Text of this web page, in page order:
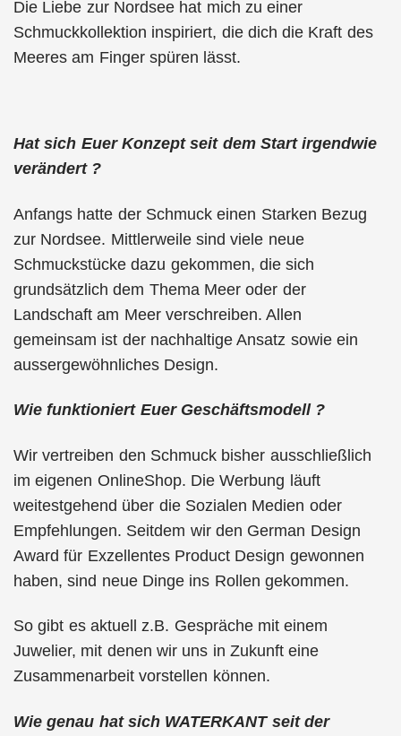
Die Liebe zur Nordsee hat mich zu einer
Schmuckkollektion inspiriert, die dich die Kraft des
Meeres am Finger spüren lässt.
Hat sich Euer Konzept seit dem Start irgendwie
verändert ?
Anfangs hatte der Schmuck einen Starken Bezug
zur Nordsee. Mittlerweile sind viele neue
Schmuckstücke dazu gekommen, die sich
grundsätzlich dem Thema Meer oder der
Landschaft am Meer verschreiben. Allen
gemeinsam ist der nachhaltige Ansatz sowie ein
aussergewöhnliches Design.
Wie funktioniert Euer Geschäftsmodell ?
Wir vertreiben den Schmuck bisher ausschließlich
im eigenen OnlineShop. Die Werbung läuft
weitestgehend über die Sozialen Medien oder
Empfehlungen. Seitdem wir den German Design
Award für Exzellentes Product Design gewonnen
haben, sind neue Dinge ins Rollen gekommen.
So gibt es aktuell z.B. Gespräche mit einem
Juwelier, mit denen wir uns in Zukunft eine
Zusammenarbeit vorstellen können.
Wie genau hat sich WATERKANT seit der